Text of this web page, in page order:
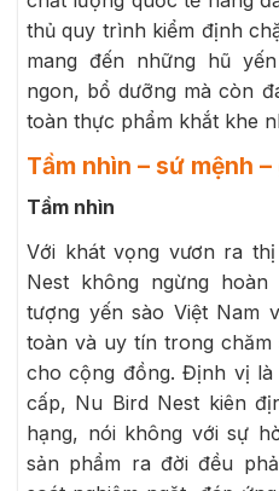
thủ quy trình kiểm định
mang đến những hũ
ngon, bổ dưỡng mà còn
toàn thực phẩm khắt khe
Tầm nhìn – sứ mệnh
Tầm nhìn
Với khát vọng vươn ra
Nest không ngừng
tượng yến sào Việt Nam
toàn và uy tín trong
cho cộng đồng. Định vị là
cấp, Nu Bird Nest kiên
hạng, nói không với sự
sản phẩm ra đời đều